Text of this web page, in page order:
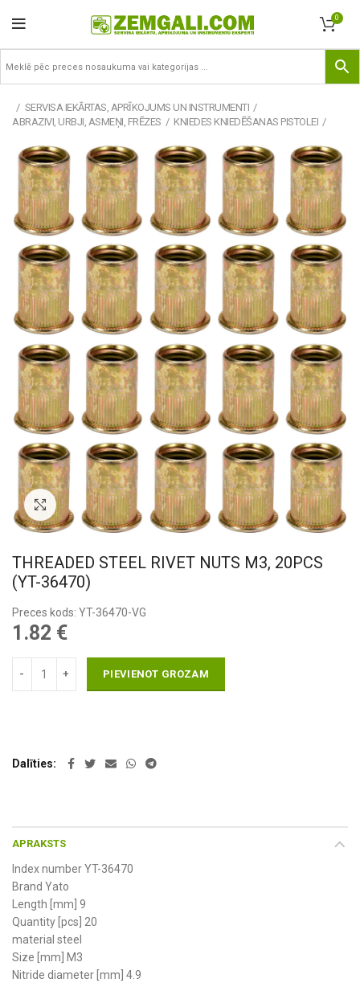
0
SERVISA IEKĀRTAS, APRĪKOJUMS UN INSTRUMENTI
ABRAZIVI, URBJI, ASMEŅI, FRĒZES
KNIEDES KNIEDĒŠANAS PISTOLEI
Pietuvināt
THREADED STEEL RIVET NUTS M3, 20PCS
(YT-36470)
Preces kods: YT-36470-VG
1.82 €
PIEVIENOT GROZAM
Dalīties
APRAKSTS
Index number YT-36470
Brand Yato
Length [mm] 9
Quantity [pcs] 20
material steel
Size [mm] M3
Nitride diameter [mm] 4.9